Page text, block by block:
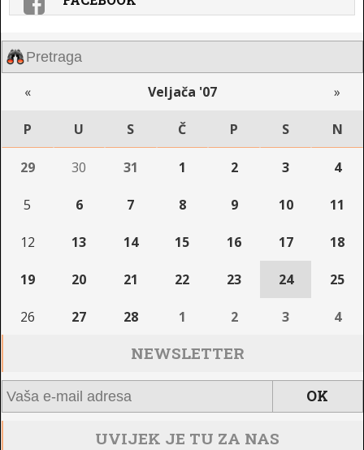
« Veljača '07 »
P U S Č P S N
29 30 31 1 2 3 4
5 6 7 8 9 10 11
12 13 14 15 16 17 18
19 20 21 22 23 24 25
26 27 28 1 2 3 4
NEWSLETTER
UVIJEK JE TU ZA NAS